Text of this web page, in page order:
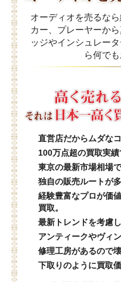
オーディオを売るな
カー、プレーヤーか
ッジやインシュレー
ら何で
直営店だからムダな
100万点超の買取実績
東京の最新市場相場
独自の販売ルートが
経験豊富なプロが価
買取。
最新トレンドを考慮
アンティークやヴィ
修理工房があるので
下取りのように買取